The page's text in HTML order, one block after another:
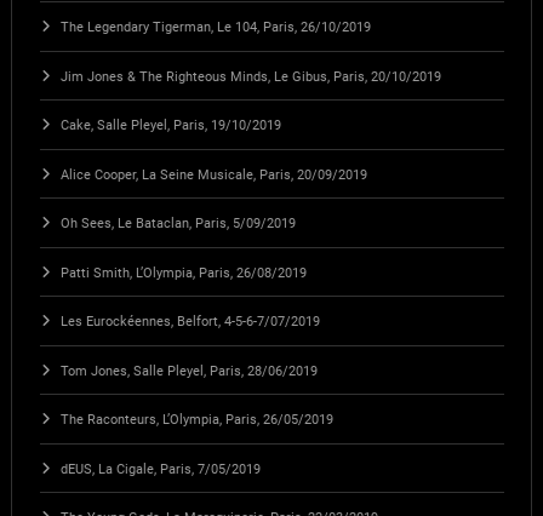
The Legendary Tigerman, Le 104, Paris, 26/10/2019
Jim Jones & The Righteous Minds, Le Gibus, Paris, 20/10/2019
Cake, Salle Pleyel, Paris, 19/10/2019
Alice Cooper, La Seine Musicale, Paris, 20/09/2019
Oh Sees, Le Bataclan, Paris, 5/09/2019
Patti Smith, L’Olympia, Paris, 26/08/2019
Les Eurockéennes, Belfort, 4-5-6-7/07/2019
Tom Jones, Salle Pleyel, Paris, 28/06/2019
The Raconteurs, L’Olympia, Paris, 26/05/2019
dEUS, La Cigale, Paris, 7/05/2019